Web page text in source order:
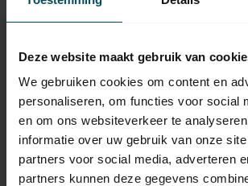
Deze website maakt gebruik van
We gebruiken cookies om content en
personaliseren, om functies voor social
en om ons websiteverkeer te
informatie over uw gebruik van onze
partners voor social media, adverteren
partners kunnen deze gegevens
Specifications
Article number 4592
EAN Code 7432257983943